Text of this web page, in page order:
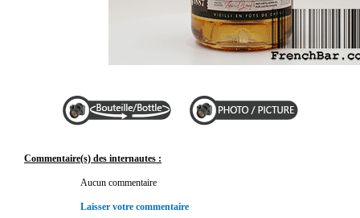
Commentaire(s) des internautes :
Aucun commentaire
Laisser votre commentaire